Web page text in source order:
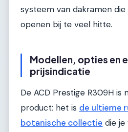
systeem van dakramen
openen bij te veel hitte.
Modellen, opties en
prijsindicatie
De ACD Prestige R309H is
product; het is de ultieme
botanische collectie die je